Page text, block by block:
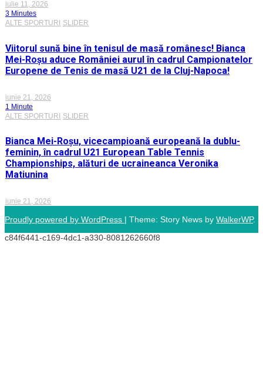
iulie 11, 2026
3 Minutes
ALTE SPORTURI
SLIDER
Viitorul sună bine în tenisul de masă românesc! Bianca
Mei-Roșu aduce României aurul în cadrul Campionatelor
Europene de Tenis de masă U21 de la Cluj-Napoca!
iunie 21, 2026
1 Minute
ALTE SPORTURI SLIDER
Bianca Mei-Roșu, vicecampioană europeană la dublu-
feminin, în cadrul U21 European Table Tennis
Championships, alături de ucraineanca Veronika
Matiunina
iunie 21, 2026
Proudly powered by WordPress | Theme: Story News by WalkerWP.
c84f6441-c169-4dc1-a330-8081262660f8